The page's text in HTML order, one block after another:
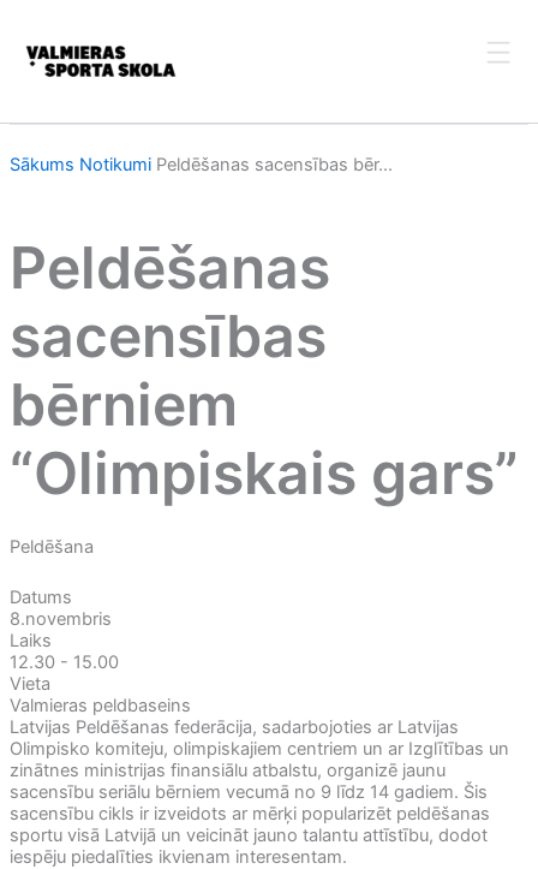
content
Sākums Notikumi Peldēšanas sacensības bēr...
Peldēšanas
sacensības
bērniem
“Olimpiskais gars”
Peldēšana
Datums
8.novembris
Laiks
12.30 - 15.00
Vieta
Valmieras peldbaseins
Latvijas Peldēšanas federācija, sadarbojoties ar Latvijas
Olimpisko komiteju, olimpiskajiem centriem un ar Izglītības un
zinātnes ministrijas finansiālu atbalstu, organizē jaunu
sacensību seriālu bērniem vecumā no 9 līdz 14 gadiem. Šis
sacensību cikls ir izveidots ar mērķi popularizēt peldēšanas
sportu visā Latvijā un veicināt jauno talantu attīstību, dodot
iespēju piedalīties ikvienam interesentam.